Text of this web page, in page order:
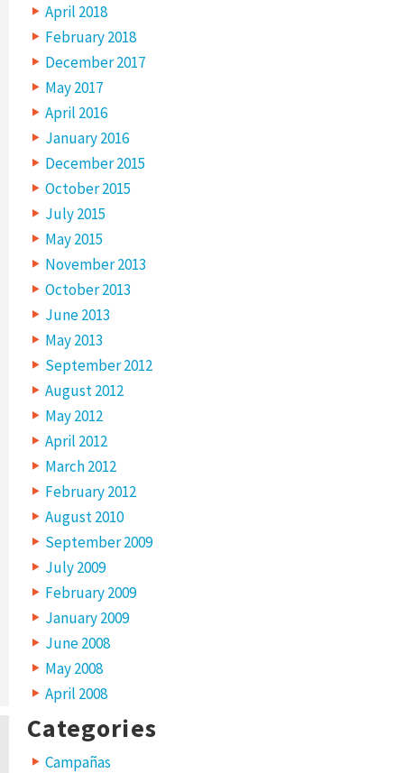
April 2018
February 2018
December 2017
May 2017
April 2016
January 2016
December 2015
October 2015
July 2015
May 2015
November 2013
October 2013
June 2013
May 2013
September 2012
August 2012
May 2012
April 2012
March 2012
February 2012
August 2010
September 2009
July 2009
February 2009
January 2009
June 2008
May 2008
April 2008
Categories
Campañas